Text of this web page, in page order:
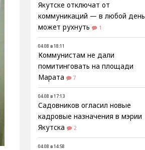
Якутске отключат от
коммуникаций — в любой день
может рухнуть
1
04.08 в 18:11
Коммунистам не дали
помитинговать на площади
Марата
7
04.08 в 17:13
Садовников огласил новые
кадровые назначения в мэрии
Якутска
2
04.08 в 14:58